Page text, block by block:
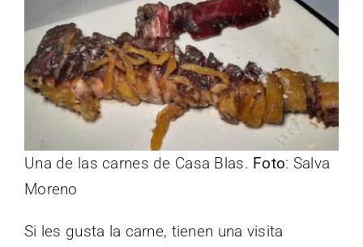
Una de las carnes de Casa Blas. Foto: Salva
Moreno
Si les gusta la carne, tienen una visita